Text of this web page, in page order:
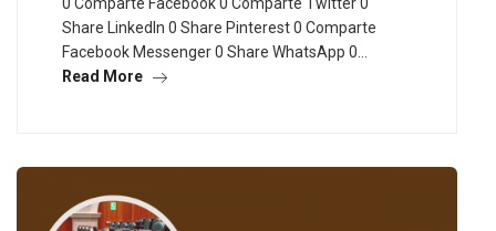
Share LinkedIn 0 Share Pinterest 0 Comparte
Facebook Messenger 0 Share WhatsApp 0…
Read More